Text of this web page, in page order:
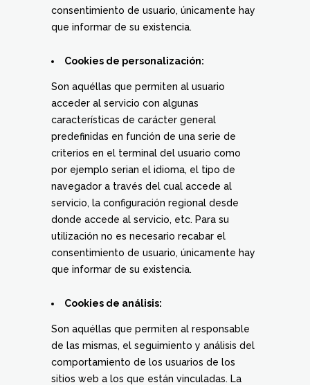
consentimiento de usuario, únicamente hay
que informar de su existencia.
Cookies de personalización:
Son aquéllas que permiten al usuario
acceder al servicio con algunas
características de carácter general
predefinidas en función de una serie de
criterios en el terminal del usuario como
por ejemplo serian el idioma, el tipo de
navegador a través del cual accede al
servicio, la configuración regional desde
donde accede al servicio, etc. Para su
utilización no es necesario recabar el
consentimiento de usuario, únicamente hay
que informar de su existencia.
Cookies de análisis:
Son aquéllas que permiten al responsable
de las mismas, el seguimiento y análisis del
comportamiento de los usuarios de los
sitios web a los que están vinculadas. La